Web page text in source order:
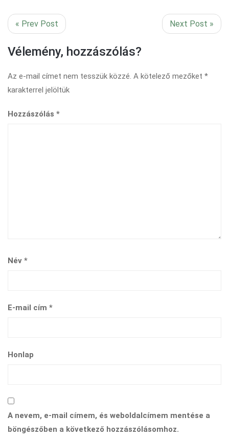
« Prev Post Next Post »
Vélemény, hozzászólás?
Az e-mail címet nem tesszük közzé. A kötelező mezőket *
karakterrel jelöltük
Hozzászólás *
Név *
E-mail cím *
Honlap
A nevem, e-mail címem, és weboldalcímem mentése a
böngészőben a következő hozzászólásomhoz.